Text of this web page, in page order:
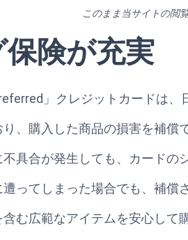
このまま当サイトの閲
険が充実
」クレジットカードは
、購入した商品の損害を補償
具合が発生しても、カードの
ってしまった場合でも、補償
む広範なアイテムを安心して